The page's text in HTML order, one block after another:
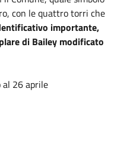
con le quattro torri che
importante,
di Bailey modificato
al 26 aprile